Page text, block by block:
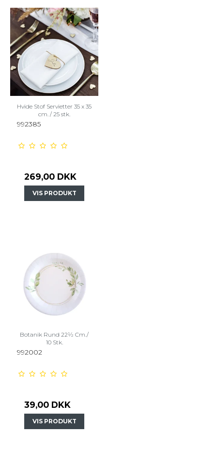
Hvide Stof Servietter 35 x 35
cm. / 25 stk.
992385
269,00 DKK
VIS PRODUKT
Botanik Rund 22½ Cm./
10 Stk.
992002
39,00 DKK
VIS PRODUKT